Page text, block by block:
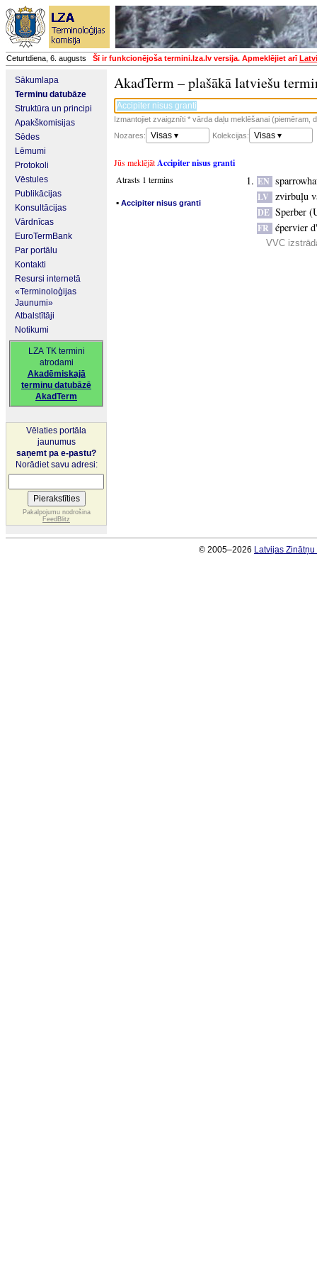
Ceturtdiena, 6. augusts Šī ir funkcionējoša termini.lza.lv versija. Apmeklējiet arī
Sākumlapa
Terminu datubāze
Struktūra un principi
Apakškomisijas
Sēdes
Lēmumi
Protokoli
Vēstules
Publikācijas
Konsultācijas
Vārdnīcas
EuroTermBank
Par portālu
Kontakti
Resursi internetā
«Terminoloģijas
Jaunumi»
Atbalstītāji
Notikumi
LZA TK termini
atrodami
Akadēmiskajā
terminu datubāzē
AkadTerm
Vēlaties portāla
jaunumus
saņemt pa e-pastu?
Norādiet savu adresi:
Pakalpojumu nodrošina
FeedBlitz
AkadTerm – plašākā latviešu
Izmantojiet zvaigznīti * vārda daļu meklēšanai (piemēram,
Nozares:
Visas ▾ Kolekcijas: Visas ▾
Jūs meklējātAccipiter nisus granti
Atrasts 1 termins
▪ Accipiter nisus granti
EN
LV zvirbuļu
DE Sperber
FR épervier
VVC
© 2005–2026 Latvijas